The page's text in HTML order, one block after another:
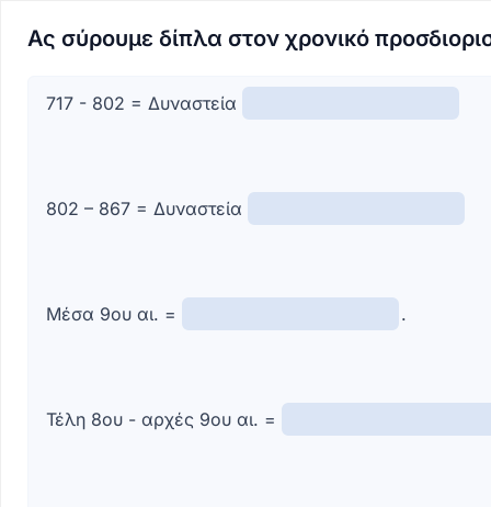
Ας σύρουμε δίπλα στον χρονικό
717 - 802 = Δυναστεία
802 – 867 = Δυναστεία
Μέσα 9ου αι. = .
Τέλη 8ου - αρχές 9ου αι. =